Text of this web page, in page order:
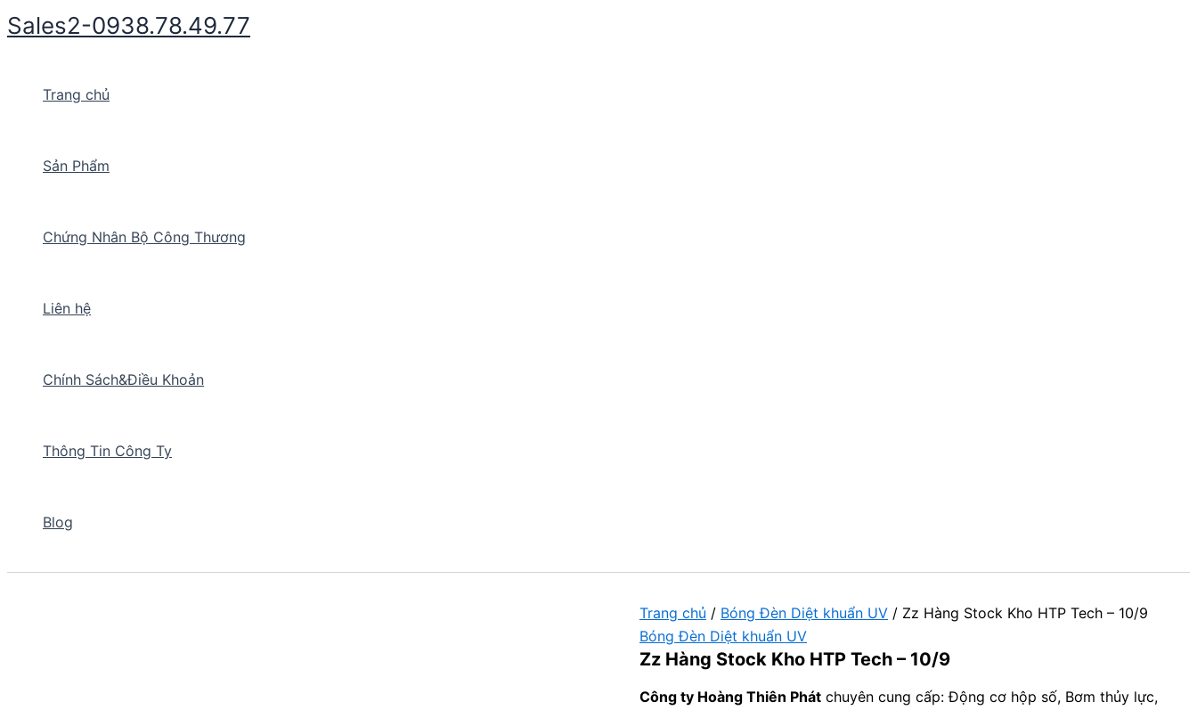
Nhảy
tới
Sales2-0938.78.49.77
Trang chủ
Sản Phẩm
Chứng Nhân Bộ Công Thương
Liên hệ
Chính Sách&Điều Khoản
Thông Tin Công Ty
Blog
Trang chủ / Bóng Đèn Diệt khuẩn UV / Zz Hàng Stock Kho HTP Tech – 10/9
Bóng Đèn Diệt khuẩn UV
Zz Hàng Stock Kho HTP Tech – 10/9
Công ty Hoàng Thiên Phát chuyên cung cấp: Động cơ hộp số, Bơm thủy lực,